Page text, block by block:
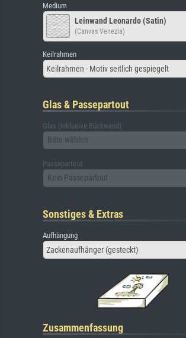
Medium
Leinwand Leonardo (Satin)
(Canvas Venezia)
Keilrahmen
Keilrahmen - Motiv seitlich gespiegelt
Glas & Passepartout
Glas (inklusive Rückwand)
Bitte wählen
Passepartout
Kein Passepartout
Sonstiges & Extras
Aufhängung
Zackenaufhänger (gesteckt)
Zusammenfassung